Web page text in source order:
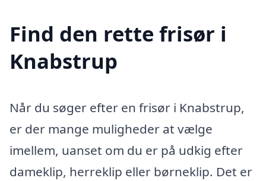
Find den rette frisør i
Knabstrup
Når du søger efter en frisør i Knabstrup,
er der mange muligheder at vælge
imellem, uanset om du er på udkig efter
dameklip, herreklip eller børneklip. Det er